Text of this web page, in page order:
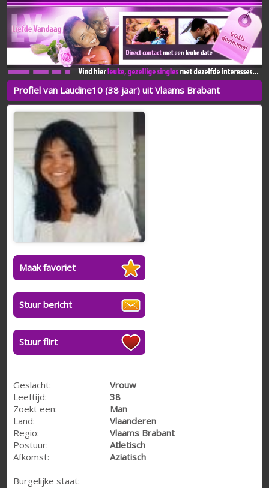
Profiel van Laudine10 (38 jaar) uit Vlaams Brabant
Maak favoriet
Stuur bericht
Stuur flirt
Geslacht:
Vrouw
Leeftijd:
38
Zoekt een:
Man
Land:
Vlaanderen
Regio:
Vlaams Brabant
Postuur:
Atletisch
Afkomst:
Aziatisch
Burgelijke staat: